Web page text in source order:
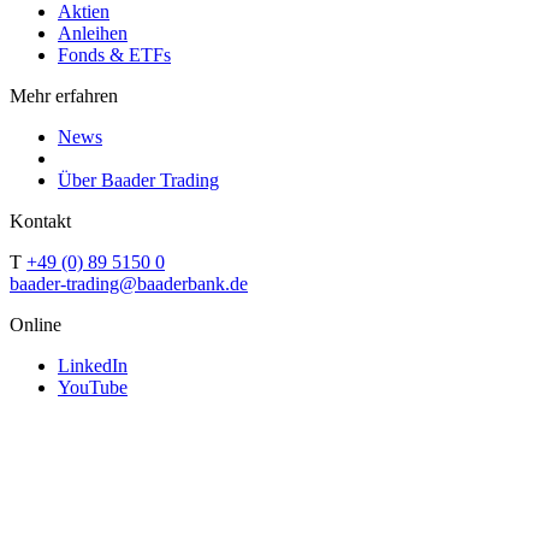
Aktien
Anleihen
Fonds & ETFs
Mehr erfahren
News
Über Baader Trading
Kontakt
T +49 (0) 89 5150 0
baader-trading@baaderbank.de
Online
LinkedIn
YouTube